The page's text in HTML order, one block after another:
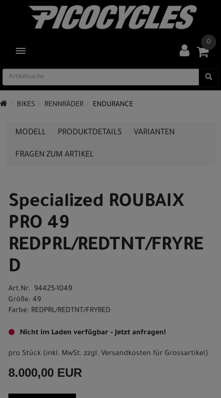
TOGGLE NAVIGATION
0
BIKES RENNRÄDER ENDURANCE
MODELL PRODUKTDETAILS VARIANTEN
FRAGEN ZUM ARTIKEL
Specialized ROUBAIX
PRO 49
REDPRL/REDTNT/FRYRE
D
Art.Nr. 94425-1049
Größe: 49
Farbe: REDPRL/REDTNT/FRYRED
Nicht im Laden verfügbar - Jetzt anfragen!
pro Stück (inkl. MwSt. zzgl. Versandkosten für Grossartikel)
8.000,00 EUR